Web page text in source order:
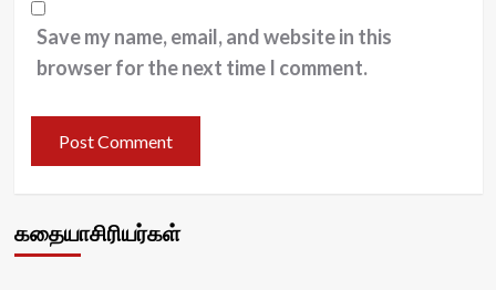
Save my name, email, and website in this
browser for the next time I comment.
கதையாசிரியர்கள்